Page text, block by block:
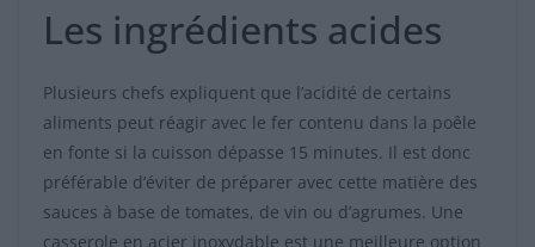
Les ingrédients acides
Plusieurs chefs expliquent que l’acidité de certains
aliments peut réagir avec le fer contenu dans la poêle
en fonte si la cuisson dépasse 15 minutes. Il est donc
préférable d’éviter de préparer avec cette matière des
sauces à base de tomates, de vin ou d’agrumes. Une
casserole en acier inoxydable est une meilleure option